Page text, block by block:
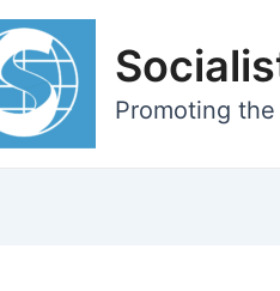
Promoting